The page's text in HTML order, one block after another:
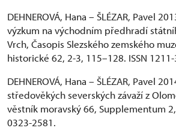
DEHNEROVÁ, Hana – ŠLÉZAR, Pavel
výzkum na východním předhradí
Vrch, Časopis Slezského zemského
historické 62, 2-3, 115–128. ISSN
DEHNEROVÁ, Hana – ŠLÉZAR, Pavel
středověkých severských závaží z
věstník moravský 66, Supplementum 2,
0323-2581.